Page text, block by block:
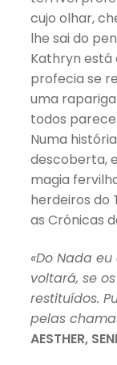
cujo olhar,
lhe sai do
Kathryn está
profecia se
uma
todos
Numa
descoberta,
magia
herdeiros do
as Crónicas
«Do Nada
voltará, se
restituídos.
pelas
AESTHER,